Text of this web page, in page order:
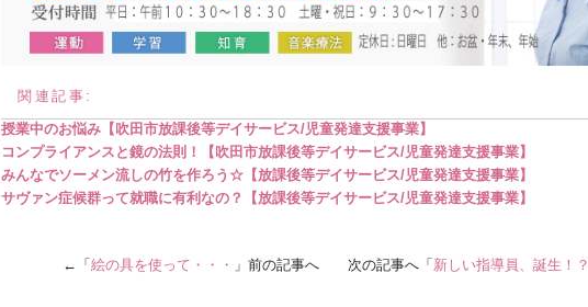
関連記事:
授業中のお悩み【吹田市放課後等デイサービス/児童発達支援事業】
コンプライアンスと鏡の法則！【吹田市放課後等デイサービス/児童発達支援事業】
みんなでソーメン流しの竹を作ろう☆【放課後等デイサービス/児童発達支援事業】
サヴァン症候群って就職に有利なの？【放課後等デイサービス/児童発達支援事業】
←「 絵の具を使って・・・ 」前の記事へ 次の記事へ「 新しい指導員、誕生！？